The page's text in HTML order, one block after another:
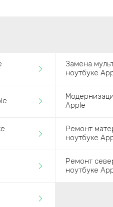
Замена
ноутбуке
Apple
Ремонт
ноутбуке
Ремонт
ноутбуке